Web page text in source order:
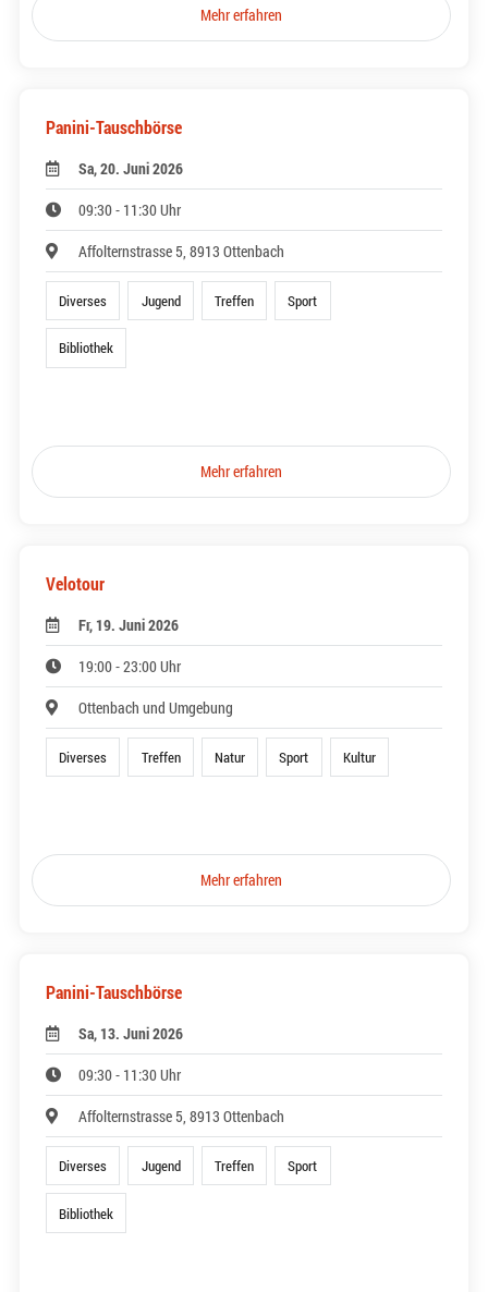
Mehr erfahren
Panini-Tauschbörse
Sa, 20. Juni 2026
09:30 - 11:30 Uhr
Affolternstrasse 5, 8913 Ottenbach
Diverses Jugend Treffen Sport
Bibliothek
Mehr erfahren
Velotour
Fr, 19. Juni 2026
19:00 - 23:00 Uhr
Ottenbach und Umgebung
Diverses Treffen Natur Sport Kultur
Mehr erfahren
Panini-Tauschbörse
Sa, 13. Juni 2026
09:30 - 11:30 Uhr
Affolternstrasse 5, 8913 Ottenbach
Diverses Jugend Treffen Sport
Bibliothek